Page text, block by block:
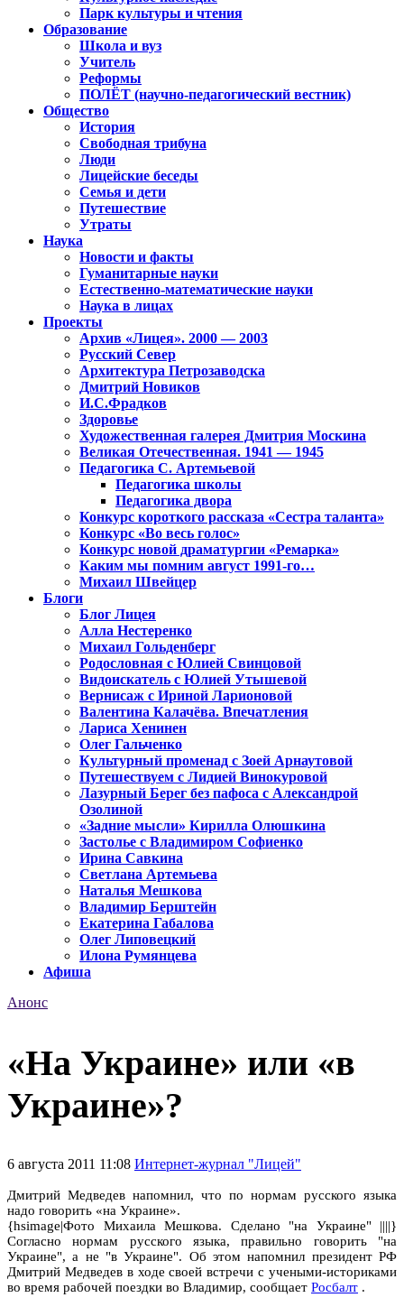
Парк культуры и чтения
Образование
Школа и вуз
Учитель
Реформы
ПОЛЁТ (научно-педагогический вестник)
Общество
История
Свободная трибуна
Люди
Лицейские беседы
Семья и дети
Путешествие
Утраты
Наука
Новости и факты
Гуманитарные науки
Естественно-математические науки
Наука в лицах
Проекты
Архив «Лицея». 2000 — 2003
Русский Север
Архитектура Петрозаводска
Дмитрий Новиков
И.С.Фрадков
Здоровье
Художественная галерея Дмитрия Москина
Великая Отечественная. 1941 — 1945
Педагогика С. Артемьевой
Педагогика школы
Педагогика двора
Конкурс короткого рассказа «Сестра таланта»
Конкурс «Во весь голос»
Конкурс новой драматургии «Ремарка»
Каким мы помним август 1991-го…
Михаил Швейцер
Блоги
Блог Лицея
Алла Нестеренко
Михаил Гольденберг
Родословная с Юлией Свинцовой
Видоискатель с Юлией Утышевой
Вернисаж с Ириной Ларионовой
Валентина Калачёва. Впечатления
Лариса Хенинен
Олег Гальченко
Культурный променад с Зоей Арнаутовой
Путешествуем с Лидией Винокуровой
Лазурный Берег без пафоса с Александрой
Озолиной
«Задние мысли» Кирилла Олюшкина
Застолье с Владимиром Софиенко
Ирина Савкина
Светлана Артемьева
Наталья Мешкова
Владимир Берштейн
Екатерина Габалова
Олег Липовецкий
Илона Румянцева
Афиша
Анонс
«На Украине» или «в
Украине»?
6 августа 2011 11:08 Интернет-журнал "Лицей"
Дмитрий Медведев напомнил, что по нормам русского языка
надо говорить «на Украине».
{hsimage|Фото Михаила Мешкова. Сделано "на Украине" ||||}
Согласно нормам русского языка, правильно говорить "на
Украине", а не "в Украине". Об этом напомнил президент РФ
Дмитрий Медведев в ходе своей встречи с учеными-историками
во время рабочей поездки во Владимир, сообщает Росбалт .